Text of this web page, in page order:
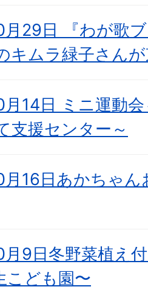
月29日 『わが歌
キムラ緑子さん
月14日 ミニ運動
支援センター～
月16日あかちゃ
月9日冬野菜植え
こども園〜